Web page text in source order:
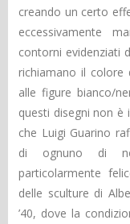
creando un certo
eccessivamente
contorni evidenziati
richiamano il colore
alle figure bianco/
questi disegni non è
che Luigi Guarino
di ognuno di noi
particolarmente
delle sculture di
’40, dove la